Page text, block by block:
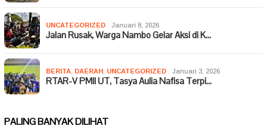
UNCATEGORIZED Januari 8, 2026
Jalan Rusak, Warga Nambo Gelar Aksi di K…
BERITA DAERAH UNCATEGORIZED Januari 3, 2026
RTAR-V PMII UT, Tasya Aulia Nafisa Terpi…
PALING BANYAK DILIHAT